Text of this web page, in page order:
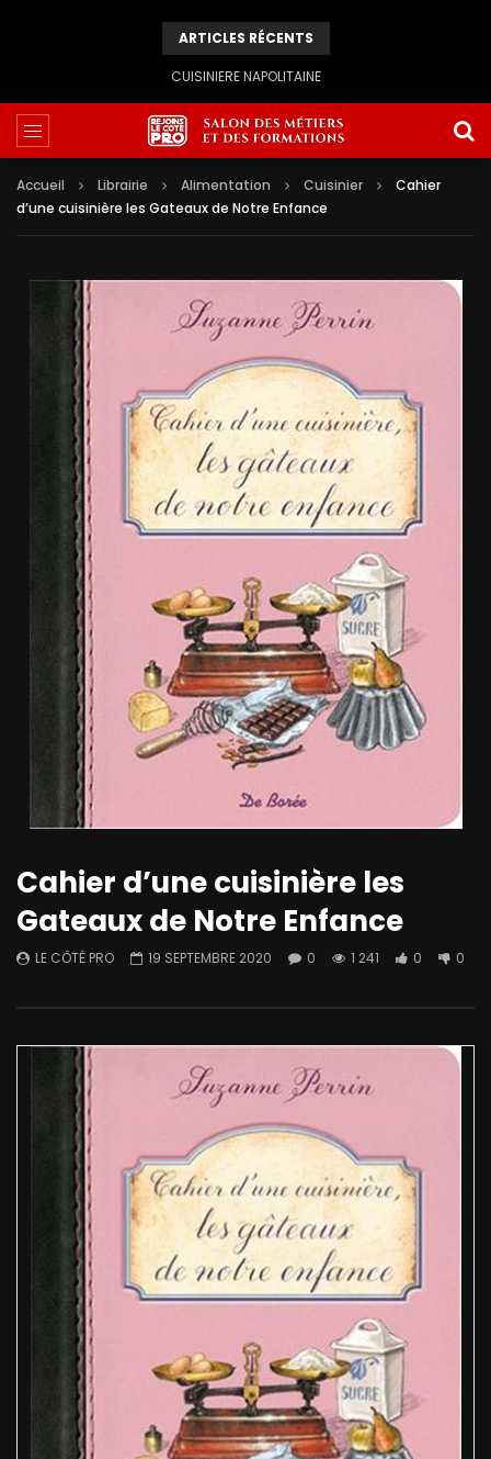
ARTICLES RÉCENTS
CUISINIERE NAPOLITAINE
Accueil Librairie Alimentation Cuisinier
Cahier
d’une cuisinière les Gateaux de Notre Enfance
Cahier d’une cuisinière les
Gateaux de Notre Enfance
LE CÔTÉ PRO 19 SEPTEMBRE 2020 0 1 241 0 0